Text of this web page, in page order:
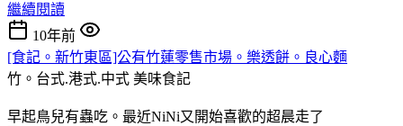
繼續閱讀
10年前
[食記。新竹東區]公有竹蓮零售市場。樂透餅。良心麵
竹。台式.港式.中式 美味食記
早起鳥兒有蟲吃。最近NiNi又開始喜歡的超晨走了